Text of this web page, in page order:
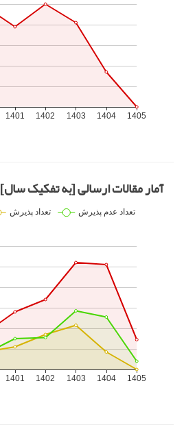
آمار مقالات ارسالی [به تفکیک سال]